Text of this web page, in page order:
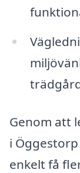
Genom att
i
enkelt få